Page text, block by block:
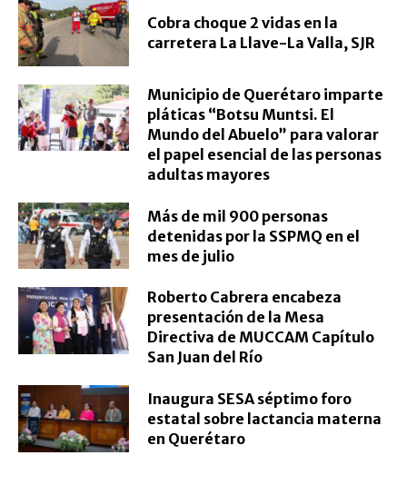
Cobra choque 2 vidas en la
carretera La Llave-La Valla, SJR
Municipio de Querétaro imparte
pláticas “Botsu Muntsi. El
Mundo del Abuelo” para valorar
el papel esencial de las personas
adultas mayores
Más de mil 900 personas
detenidas por la SSPMQ en el
mes de julio
Roberto Cabrera encabeza
presentación de la Mesa
Directiva de MUCCAM Capítulo
San Juan del Río
Inaugura SESA séptimo foro
estatal sobre lactancia materna
en Querétaro